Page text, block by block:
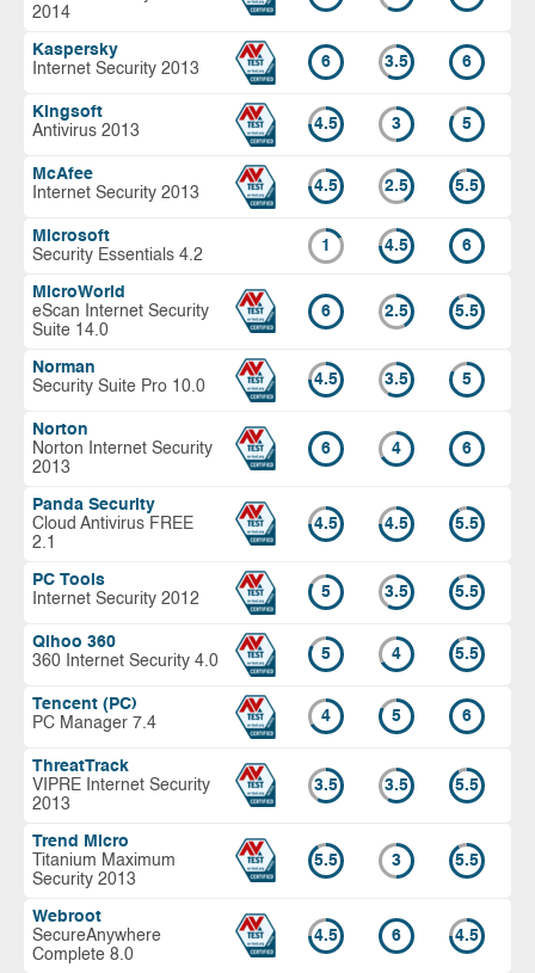
2014
Kaspersky
Internet Security 2013
6 3.5 6
Kingsoft
Antivirus 2013
4.5 3 5
McAfee
Internet Security 2013
4.5 2.5 5.5
Microsoft
Security Essentials 4.2
1 4.5 6
MicroWorld
eScan Internet Security
Suite 14.0
6 2.5 5.5
Norman
Security Suite Pro 10.0
4.5 3.5 5
Norton
Norton Internet Security
2013
6 4 6
Panda Security
Cloud Antivirus FREE
2.1
4.5 4.5 5.5
PC Tools
Internet Security 2012
5 3.5 5.5
Qihoo 360
360 Internet Security 4.0
5 4 5.5
Tencent (PC)
PC Manager 7.4
4 5 6
ThreatTrack
VIPRE Internet Security
2013
3.5 3.5 5.5
Trend Micro
Titanium Maximum
Security 2013
5.5 3 5.5
Webroot
SecureAnywhere
Complete 8.0
4.5 6 4.5